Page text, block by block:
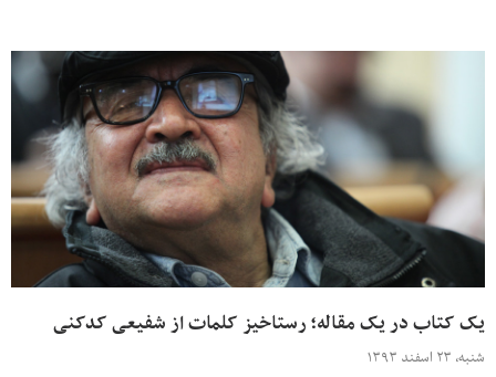
یک کتاب در یک مقاله؛ رستاخیز کلمات از شفیعی کدکنی
شنبه، ۲۳ اسفند ۱۳۹۳